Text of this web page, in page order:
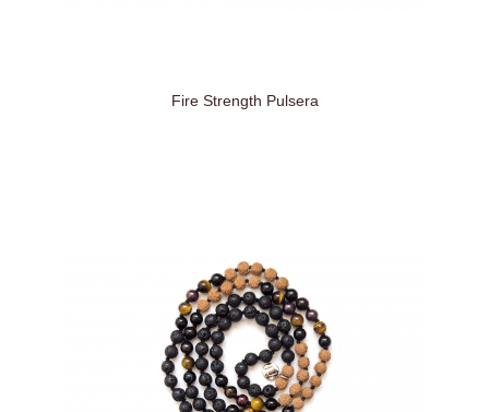
Fire Strength Pulsera